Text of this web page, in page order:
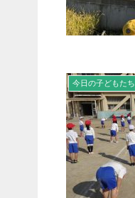
今日の子どもたち